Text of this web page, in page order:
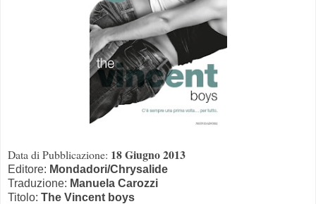
Data di Pubblicazione: 18 Giugno 2013
Editore: Mondadori/Chrysalide
Traduzione: Manuela Carozzi
Titolo: The Vincent boys